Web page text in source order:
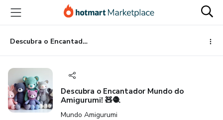
para
conteúdo
principal
para
pagamento
para
rodapé
Descubra o Encantador Mundo do Amigurumi! 🧸🧶
Descubra o Encantador Mundo do
Amigurumi! 🧸🧶
Mundo Amigurumi